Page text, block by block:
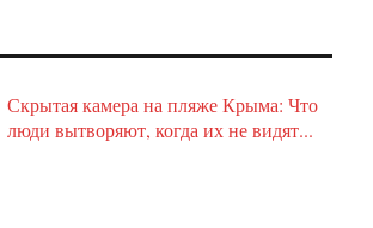
Скрытая камера на пляже Крыма: Что
люди вытворяют, когда их не видят...